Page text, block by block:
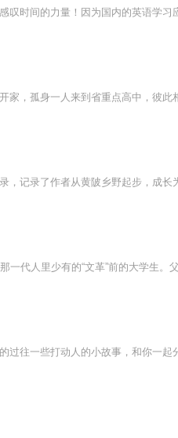
过往一些打动人的小故事，和你一起